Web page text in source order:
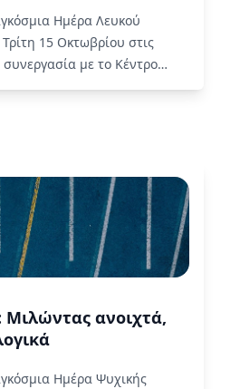
Ημέρα Λευκού
15 Οκτωβρίου στις
με το Κέντρο
Σταύρος Νιάρχος…Read
Μιλώντας ανοιχτά,
Ημέρα Ψυχικής